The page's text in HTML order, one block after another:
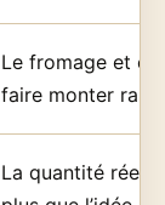
Le fromage et
faire monter
La quantité